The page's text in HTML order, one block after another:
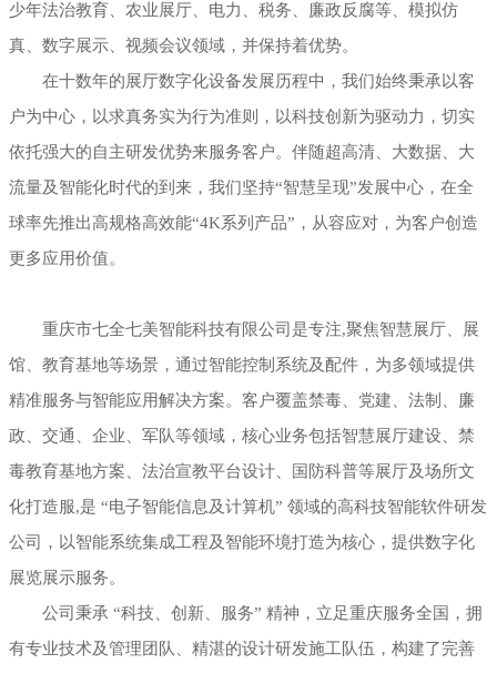
少年法治教育、农业展厅、电力、税务、廉政反腐等、模拟仿
真、数字展示、视频会议领域，并保持着优势。
在十数年的展厅数字化设备发展历程中，我们始终秉承以客
户为中心，以求真务实为行为准则，以科技创新为驱动力，切实
依托强大的自主研发优势来服务客户。伴随超高清、大数据、大
流量及智能化时代的到来，我们坚持“智慧呈现”发展中心，在全
球率先推出高规格高效能“4K系列产品”，从容应对，为客户创造
更多应用价值。
重庆市七全七美智能科技有限公司是专注,聚焦智慧展厅、展
馆、教育基地等场景，通过智能控制系统及配件，为多领域提供
精准服务与智能应用解决方案。客户覆盖禁毒、党建、法制、廉
政、交通、企业、军队等领域，核心业务包括智慧展厅建设、禁
毒教育基地方案、法治宣教平台设计、国防科普等展厅及场所文
化打造服,是 “电子智能信息及计算机” 领域的高科技智能软件研发
公司，以智能系统集成工程及智能环境打造为核心，提供数字化
展览展示服务。
公司秉承 “科技、创新、服务” 精神，立足重庆服务全国，拥
有专业技术及管理团队、精湛的设计研发施工队伍，构建了完善